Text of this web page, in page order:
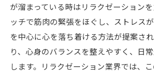
レッスンのすすめ
が溜まっている時はリラクゼーション
ッチで筋肉の緊張をほぐし、ストレス
を中心に心を落ち着ける方法が提案さ
り、心身のバランスを整えやすく、日
します。リラクゼーション業界では、